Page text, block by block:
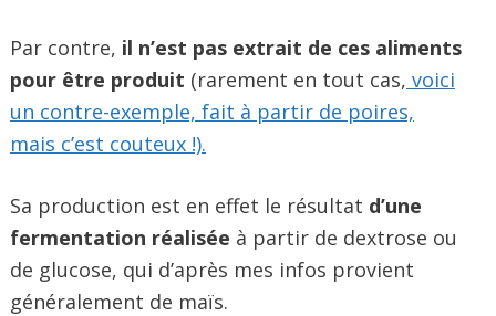
Par contre, il n’est pas extrait de ces aliments
pour être produit (rarement en tout cas, voici
un contre-exemple, fait à partir de poires,
mais c’est couteux !).
Sa production est en effet le résultat d’une
fermentation réalisée à partir de dextrose ou
de glucose, qui d’après mes infos provient
généralement de maïs.